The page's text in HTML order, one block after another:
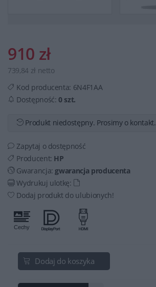
910 zł
739,84 zł netto
Kod producenta: 6N4F1AA
Dostępność:0 szt.
Produkt niedostępny. Prosimy o kontakt.
Zapytaj o dostępność
Producent: HP
Gwarancja: gwarancja producenta
Wydrukuj ulotkę:
Dodaj produkt do ulubionych!
Dodaj do koszyka